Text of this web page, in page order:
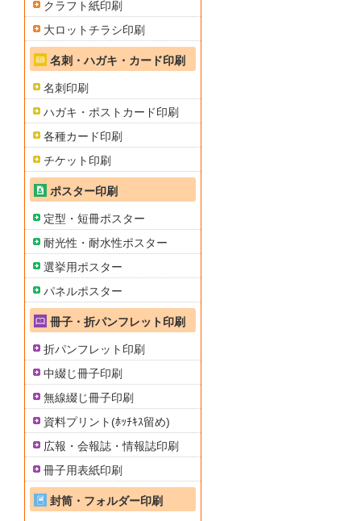
クラフト紙印刷
大ロットチラシ印刷
名刺・ハガキ・カード印刷
名刺印刷
ハガキ・ポストカード印刷
各種カード印刷
チケット印刷
ポスター印刷
定型・短冊ポスター
耐光性・耐水性ポスター
選挙用ポスター
パネルポスター
冊子・折パンフレット印刷
折パンフレット印刷
中綴じ冊子印刷
無線綴じ冊子印刷
資料プリント(ﾎｯﾁｷｽ留め)
広報・会報誌・情報誌印刷
冊子用表紙印刷
封筒・フォルダー印刷